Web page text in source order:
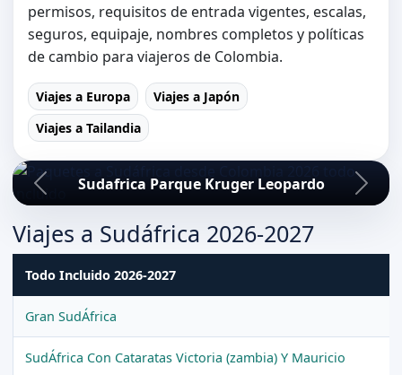
permisos, requisitos de entrada vigentes, escalas,
seguros, equipaje, nombres completos y políticas
de cambio para viajeros de Colombia.
Viajes a Europa
Viajes a Japón
Viajes a Tailandia
Sudafrica Parque Kruger Leopardo
Viajes a Sudáfrica 2026-2027
Todo Incluido 2026-2027
Gran SudÁfrica
SudÁfrica Con Cataratas Victoria (zambia) Y Mauricio